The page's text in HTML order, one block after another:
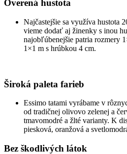
Overená hustota
Najčastejšie sa využíva hustota
vieme dodať aj žinenky s inou
najobľúbenejšie patria rozmery
1×1 m s hrúbkou 4 cm.
Široká paleta farieb
Essimo tatami vyrábame v
od tradičnej olivovo zelenej a
tmavomodré a žlté varianty. K
piesková, oranžová a
Bez škodlivých látok